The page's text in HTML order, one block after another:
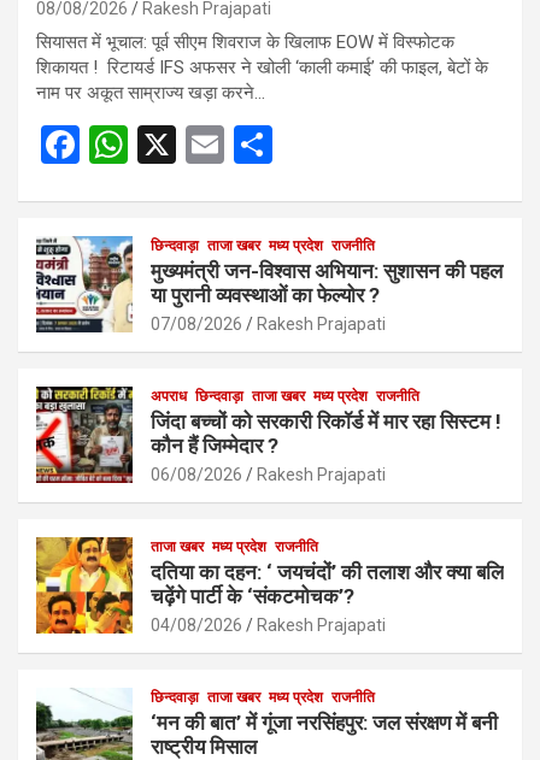
08/08/2026 Rakesh Prajapati
सियासत में भूचाल: पूर्व सीएम शिवराज के खिलाफ EOW में विस्फोटक
शिकायत ! रिटायर्ड IFS अफसर ने खोली ‘काली कमाई’ की फाइल, बेटों के
नाम पर अकूत साम्राज्य खड़ा करने…
F
b
o
o
k
W
s
A
p
p
X
E
e
छिन्दवाड़ा ताजा खबर मध्य प्रदेश राजनीति
मुख्यमंत्री जन-विश्वास अभियान: सुशासन की पहल
या पुरानी व्यवस्थाओं का फेल्योर ?
07/08/2026 Rakesh Prajapati
अपराध छिन्दवाड़ा ताजा खबर मध्य प्रदेश राजनीति
जिंदा बच्चों को सरकारी रिकॉर्ड में मार रहा सिस्टम !
कौन हैं जिम्मेदार ?
06/08/2026 Rakesh Prajapati
ताजा खबर मध्य प्रदेश राजनीति
दतिया का दहन: ‘ जयचंदों’ की तलाश और क्या बलि
चढ़ेंगे पार्टी के ‘संकटमोचक’?
04/08/2026 Rakesh Prajapati
छिन्दवाड़ा ताजा खबर मध्य प्रदेश राजनीति
‘मन की बात’ में गूंजा नरसिंहपुर: जल संरक्षण में बनी
राष्ट्रीय मिसाल